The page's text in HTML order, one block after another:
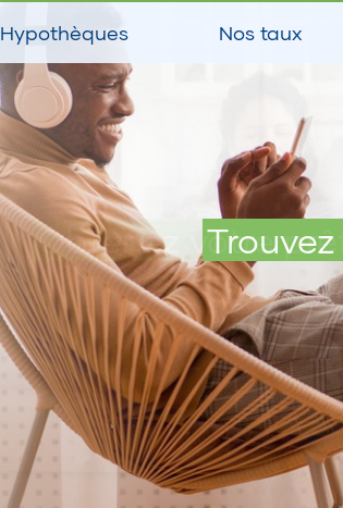
Hypothèques Nos taux
Obtenez votre